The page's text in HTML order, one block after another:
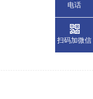
电话
扫码加微信